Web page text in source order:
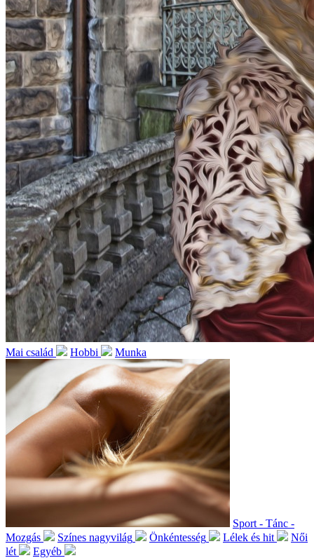
Mai család Hobbi Munka
Sport - Tánc -
Mozgás
Színes nagyvilág Önkéntesség Lélek és hit
Női
lét
Egyéb